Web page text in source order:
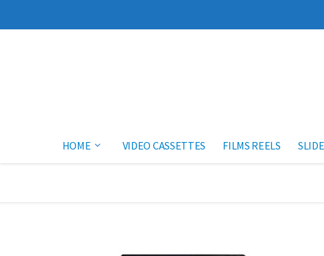
HOME VIDEO CASSETTES FILMS REELS